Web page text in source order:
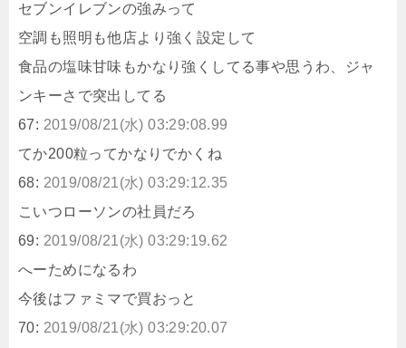
セブンイレブンの強みって
空調も照明も他店より強く設定して
食品の塩味甘味もかなり強くしてる事や思うわ、ジャ
ンキーさで突出してる
67: 2019/08/21(水) 03:29:08.99
てか200粒ってかなりでかくね
68: 2019/08/21(水) 03:29:12.35
こいつローソンの社員だろ
69: 2019/08/21(水) 03:29:19.62
へーためになるわ
今後はファミマで買おっと
70: 2019/08/21(水) 03:29:20.07